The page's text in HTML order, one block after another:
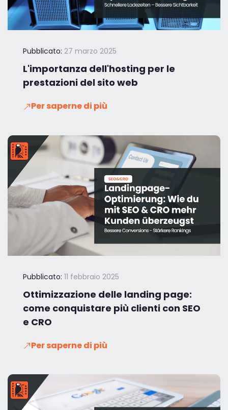
Pubblicato: 27 marzo 2025
L'importanza dell'hosting per le
prestazioni del sito web
Per saperne di più
Pubblicato: 11 febbraio 2025
Ottimizzazione delle landing page:
come conquistare più clienti con SEO
e CRO
Per saperne di più